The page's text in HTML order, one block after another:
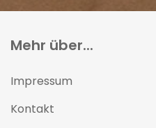
Mehr über...
Impressum
Kontakt